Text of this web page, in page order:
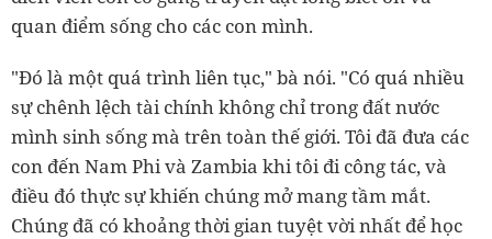
quan điểm sống cho các con mình.
"Đó là một quá trình liên tục," bà nói. "Có quá nhiều
sự chênh lệch tài chính không chỉ trong đất nước
mình sinh sống mà trên toàn thế giới. Tôi đã đưa các
con đến Nam Phi và Zambia khi tôi đi công tác, và
điều đó thực sự khiến chúng mở mang tầm mắt.
Chúng đã có khoảng thời gian tuyệt vời nhất để học